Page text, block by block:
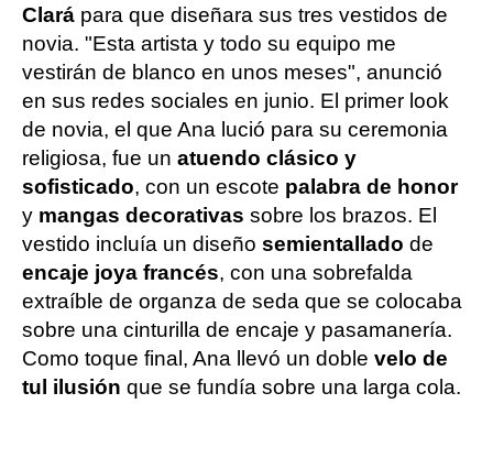
Clará para que diseñara sus tres vestidos de
novia. "Esta artista y todo su equipo me
vestirán de blanco en unos meses", anunció
en sus redes sociales en junio. El primer look
de novia, el que Ana lució para su ceremonia
religiosa, fue un atuendo clásico y
sofisticado, con un escote palabra de honor
y mangas decorativas sobre los brazos. El
vestido incluía un diseño semientallado de
encaje joya francés, con una sobrefalda
extraíble de organza de seda que se colocaba
sobre una cinturilla de encaje y pasamanería.
Como toque final, Ana llevó un doble velo de
tul ilusión que se fundía sobre una larga cola.